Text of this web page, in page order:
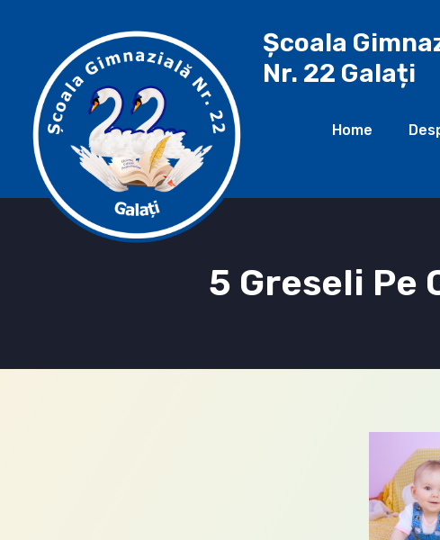
Școala
Nr. 22 Galați
Home
5 Greseli Pe